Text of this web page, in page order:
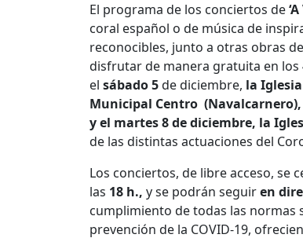
El programa de los conciertos de
coral español o de música de
reconocibles, junto a otras obras
disfrutar de manera gratuita en los
el sábado 5de diciembre, la
Municipal Centro (Navalcarnero),
y el martes 8 de diciembre, la
de las distintas actuaciones del
Los conciertos, de libre acceso, se
las 18 h., y se podrán seguiren
cumplimiento de todas las normas
prevención de la COVID-19,